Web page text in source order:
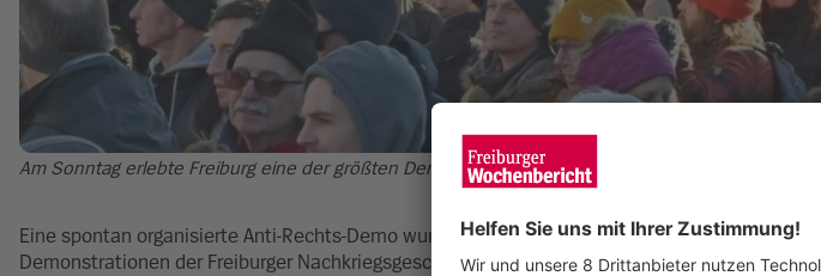
Am Sonntag erlebte Freiburg eine der größten Demonstrationen der Nachkriegsgeschichte. Foto:
Eine spontan organisierte Anti-Rechts-Demo wurde zum historischen Ereignis. Mit über
Demonstrationen der Freiburger Nachkriegsgeschichte. Vielen scheint plötzlich bewusst zu